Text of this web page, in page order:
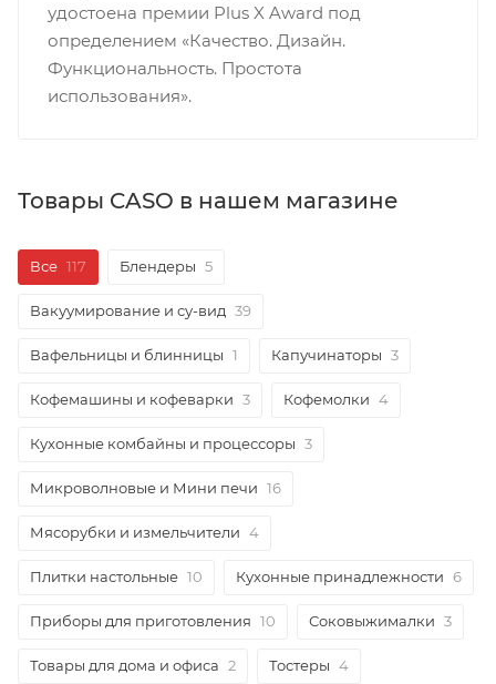
удостоена премии Plus X Award под
определением «Качество. Дизайн.
Функциональность. Простота
использования».
Товары CASO в нашем магазине
Все 117 Блендеры 5
Вакуумирование и су-вид 39
Вафельницы и блинницы 1 Капучинаторы 3
Кофемашины и кофеварки 3 Кофемолки 4
Кухонные комбайны и процессоры 3
Микроволновые и Мини печи 16
Мясорубки и измельчители 4
Плитки настольные 10 Кухонные принадлежности 6
Приборы для приготовления 10 Соковыжималки 3
Товары для дома и офиса 2 Тостеры 4